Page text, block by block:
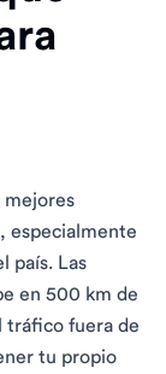
mejores
especialmente
país. Las
en 500 km de
tráfico fuera de
tu propio